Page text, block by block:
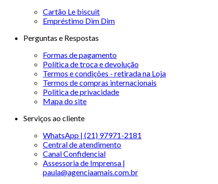
Cartão Le biscuit
Empréstimo Dim Dim
Perguntas e Respostas
Formas de pagamento
Política de troca e devolução
Termos e condições - retirada na Loja
Termos de compras internacionais
Politica de privacidade
Mapa do site
Serviços ao cliente
WhatsApp | (21) 97971-2181
Central de atendimento
Canal Confidencial
Assessoria de Imprensa |
paula@agenciaamais.com.br